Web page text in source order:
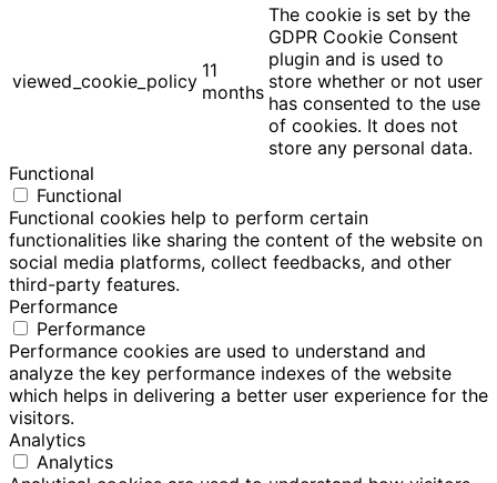
viewed_cookie_policy 11
months
The cookie is set by the
GDPR Cookie Consent
plugin and is used to
store whether or not user
has consented to the use
of cookies. It does not
store any personal data.
Functional
Functional
Functional cookies help to perform certain
functionalities like sharing the content of the website on
social media platforms, collect feedbacks, and other
third-party features.
Performance
Performance
Performance cookies are used to understand and
analyze the key performance indexes of the website
which helps in delivering a better user experience for the
visitors.
Analytics
Analytics